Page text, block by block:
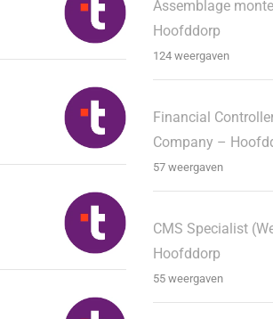
Assemblage
Hoofddorp
124 weergaven
Financial
Company –
57 weergaven
CMS Specialist
Hoofddorp
55 weergaven